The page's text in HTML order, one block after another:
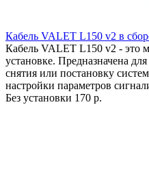
Кабель VALET L150 v2 в
Кабель VALET L150 v2 - это
установке. Предназначена
снятия или постановку
настройки параметров
Без установки 170 р.